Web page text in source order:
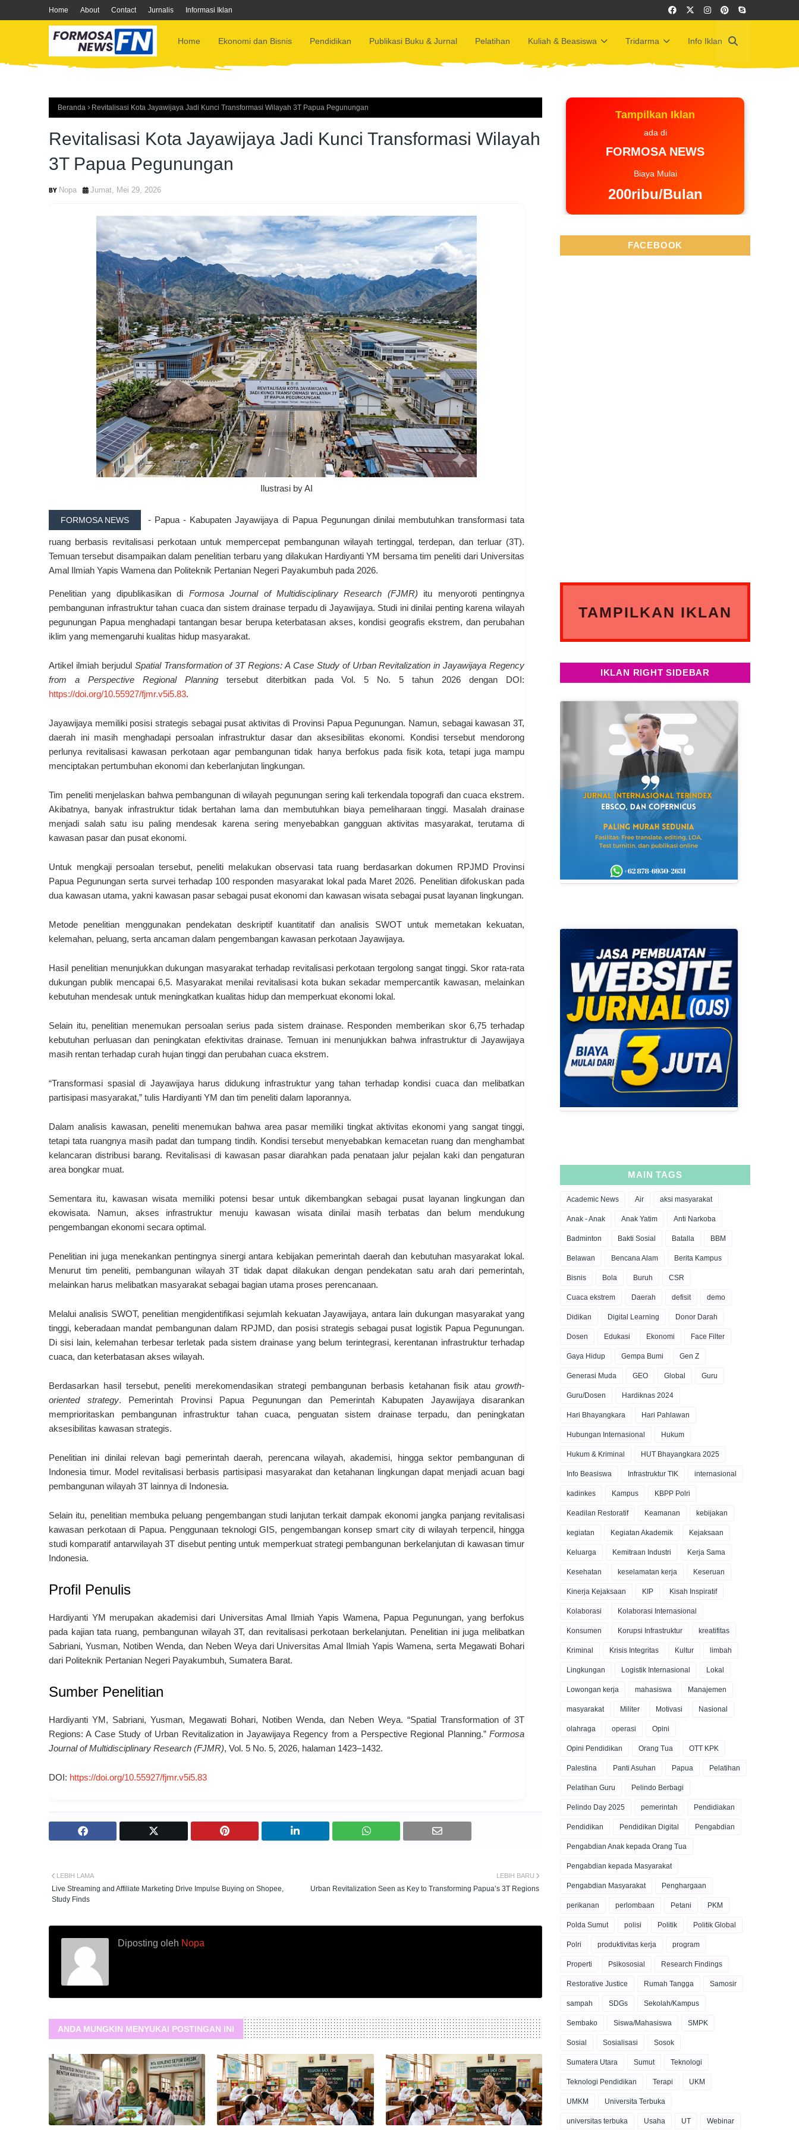
Home About Contact Jurnalis Informasi Iklan
Home Ekonomi dan Bisnis Pendidikan Publikasi Buku & Jurnal Pelatihan Kuliah & Beasiswa Tridarma Info Iklan
Beranda Revitalisasi Kota Jayawijaya Jadi Kunci Transformasi Wilayah 3T Papua Pegunungan
Revitalisasi Kota Jayawijaya Jadi Kunci Transformasi Wilayah
3T Papua Pegunungan
Nopa Jumat, Mei 29, 2026
Ilustrasi by AI
FORMOSA NEWS - Papua - Kabupaten Jayawijaya di Papua Pegunungan dinilai membutuhkan transformasi tata
ruang berbasis revitalisasi perkotaan untuk mempercepat pembangunan wilayah tertinggal, terdepan, dan terluar (3T).
Temuan tersebut disampaikan dalam penelitian terbaru yang dilakukan Hardiyanti YM bersama tim peneliti dari Universitas
Amal Ilmiah Yapis Wamena dan Politeknik Pertanian Negeri Payakumbuh pada 2026.
Penelitian yang dipublikasikan di Formosa Journal of Multidisciplinary Research (FJMR) itu menyoroti pentingnya
pembangunan infrastruktur tahan cuaca dan sistem drainase terpadu di Jayawijaya. Studi ini dinilai penting karena wilayah
pegunungan Papua menghadapi tantangan besar berupa keterbatasan akses, kondisi geografis ekstrem, dan perubahan
iklim yang memengaruhi kualitas hidup masyarakat.
Artikel ilmiah berjudul Spatial Transformation of 3T Regions: A Case Study of Urban Revitalization in Jayawijaya Regency
from a Perspective Regional Planningtersebut diterbitkan pada Vol. 5 No. 5 tahun 2026 dengan DOI:
https://doi.org/10.55927/fjmr.v5i5.83.
Jayawijaya memiliki posisi strategis sebagai pusat aktivitas di Provinsi Papua Pegunungan. Namun, sebagai kawasan 3T,
daerah ini masih menghadapi persoalan infrastruktur dasar dan aksesibilitas ekonomi. Kondisi tersebut mendorong
perlunya revitalisasi kawasan perkotaan agar pembangunan tidak hanya berfokus pada fisik kota, tetapi juga mampu
menciptakan pertumbuhan ekonomi dan keberlanjutan lingkungan.
Tim peneliti menjelaskan bahwa pembangunan di wilayah pegunungan sering kali terkendala topografi dan cuaca ekstrem.
Akibatnya, banyak infrastruktur tidak bertahan lama dan membutuhkan biaya pemeliharaan tinggi. Masalah drainase
menjadi salah satu isu paling mendesak karena sering menyebabkan gangguan aktivitas masyarakat, terutama di
kawasan pasar dan pusat ekonomi.
Untuk mengkaji persoalan tersebut, peneliti melakukan observasi tata ruang berdasarkan dokumen RPJMD Provinsi
Papua Pegunungan serta survei terhadap 100 responden masyarakat lokal pada Maret 2026. Penelitian difokuskan pada
dua kawasan utama, yakni kawasan pasar sebagai pusat ekonomi dan kawasan wisata sebagai pusat layanan lingkungan.
Metode penelitian menggunakan pendekatan deskriptif kuantitatif dan analisis SWOT untuk memetakan kekuatan,
kelemahan, peluang, serta ancaman dalam pengembangan kawasan perkotaan Jayawijaya.
Hasil penelitian menunjukkan dukungan masyarakat terhadap revitalisasi perkotaan tergolong sangat tinggi. Skor rata-rata
dukungan publik mencapai 6,5. Masyarakat menilai revitalisasi kota bukan sekadar mempercantik kawasan, melainkan
kebutuhan mendesak untuk meningkatkan kualitas hidup dan memperkuat ekonomi lokal.
Selain itu, penelitian menemukan persoalan serius pada sistem drainase. Responden memberikan skor 6,75 terhadap
kebutuhan perluasan dan peningkatan efektivitas drainase. Temuan ini menunjukkan bahwa infrastruktur di Jayawijaya
masih rentan terhadap curah hujan tinggi dan perubahan cuaca ekstrem.
“Transformasi spasial di Jayawijaya harus didukung infrastruktur yang tahan terhadap kondisi cuaca dan melibatkan
partisipasi masyarakat,” tulis Hardiyanti YM dan tim peneliti dalam laporannya.
Dalam analisis kawasan, peneliti menemukan bahwa area pasar memiliki tingkat aktivitas ekonomi yang sangat tinggi,
tetapi tata ruangnya masih padat dan tumpang tindih. Kondisi tersebut menyebabkan kemacetan ruang dan menghambat
kelancaran distribusi barang. Revitalisasi di kawasan pasar diarahkan pada penataan jalur pejalan kaki dan pengaturan
area bongkar muat.
Sementara itu, kawasan wisata memiliki potensi besar untuk dikembangkan sebagai pusat layanan lingkungan dan
ekowisata. Namun, akses infrastruktur menuju kawasan wisata dinilai masih terbatas dan belum mendukung
pengembangan ekonomi secara optimal.
Penelitian ini juga menekankan pentingnya sinergi antara kebijakan pemerintah daerah dan kebutuhan masyarakat lokal.
Menurut tim peneliti, pembangunan wilayah 3T tidak dapat dilakukan dengan pendekatan satu arah dari pemerintah,
melainkan harus melibatkan masyarakat sebagai bagian utama proses perencanaan.
Melalui analisis SWOT, penelitian mengidentifikasi sejumlah kekuatan Jayawijaya, antara lain dukungan masyarakat yang
tinggi, keberadaan mandat pembangunan dalam RPJMD, dan posisi strategis sebagai pusat logistik Papua Pegunungan.
Di sisi lain, kelemahan terbesar terletak pada sistem drainase yang belum terintegrasi, kerentanan infrastruktur terhadap
cuaca, dan keterbatasan akses wilayah.
Berdasarkan hasil tersebut, peneliti merekomendasikan strategi pembangunan berbasis ketahanan fisik atau growth-
oriented strategy. Pemerintah Provinsi Papua Pegunungan dan Pemerintah Kabupaten Jayawijaya disarankan
memprioritaskan pembangunan infrastruktur tahan cuaca, penguatan sistem drainase terpadu, dan peningkatan
aksesibilitas kawasan strategis.
Penelitian ini dinilai relevan bagi pemerintah daerah, perencana wilayah, akademisi, hingga sektor pembangunan di
Indonesia timur. Model revitalisasi berbasis partisipasi masyarakat dan ketahanan lingkungan dapat menjadi acuan bagi
pembangunan wilayah 3T lainnya di Indonesia.
Selain itu, penelitian membuka peluang pengembangan studi lanjutan terkait dampak ekonomi jangka panjang revitalisasi
kawasan perkotaan di Papua. Penggunaan teknologi GIS, pengembangan konsep smart city di wilayah terpencil, hingga
studi komparatif antarwilayah 3T disebut penting untuk memperkuat strategi pembangunan berkelanjutan di kawasan timur
Indonesia.
Profil Penulis
Hardiyanti YM merupakan akademisi dari Universitas Amal Ilmiah Yapis Wamena, Papua Pegunungan, yang berfokus
pada kajian tata ruang, pembangunan wilayah 3T, dan revitalisasi perkotaan berkelanjutan. Penelitian ini juga melibatkan
Sabriani, Yusman, Notiben Wenda, dan Neben Weya dari Universitas Amal Ilmiah Yapis Wamena, serta Megawati Bohari
dari Politeknik Pertanian Negeri Payakumbuh, Sumatera Barat.
Sumber Penelitian
Hardiyanti YM, Sabriani, Yusman, Megawati Bohari, Notiben Wenda, dan Neben Weya. “Spatial Transformation of 3T
Regions: A Case Study of Urban Revitalization in Jayawijaya Regency from a Perspective Regional Planning.” Formosa
Journal of Multidisciplinary Research (FJMR), Vol. 5 No. 5, 2026, halaman 1423–1432.
DOI: https://doi.org/10.55927/fjmr.v5i5.83
LEBIH BARU
Urban Revitalization Seen as Key to Transforming Papua’s 3T Regions
LEBIH LAMA
Live Streaming and Affiliate Marketing Drive Impulse Buying on Shopee,
Study Finds
Diposting oleh Nopa
ANDA MUNGKIN MENYUKAI POSTINGAN INI
Tampilkan Iklan
ada di
FORMOSA NEWS
Biaya Mulai
200ribu/Bulan
FACEBOOK
TAMPILKAN IKLAN
IKLAN RIGHT SIDEBAR
MAIN TAGS
Academic News Air aksi masyarakat
Anak - Anak Anak Yatim Anti Narkoba
Badminton Bakti Sosial Batalla BBM
Belawan Bencana Alam Berita Kampus
Bisnis Bola Buruh CSR
Cuaca ekstrem Daerah defisit demo
Didikan Digital Learning Donor Darah
Dosen Edukasi Ekonomi Face Filter
Gaya Hidup Gempa Bumi Gen Z
Generasi Muda GEO Global Guru
Guru/Dosen Hardiknas 2024
Hari Bhayangkara Hari Pahlawan
Hubungan Internasional Hukum
Hukum & Kriminal HUT Bhayangkara 2025
Info Beasiswa Infrastruktur TIK internasional
kadinkes Kampus KBPP Polri
Keadilan Restoratif Keamanan kebijakan
kegiatan Kegiatan Akademik Kejaksaan
Keluarga Kemitraan Industri Kerja Sama
Kesehatan keselamatan kerja Keseruan
Kinerja Kejaksaan KIP Kisah Inspiratif
Kolaborasi Kolaborasi Internasional
Konsumen Korupsi Infrastruktur kreatifitas
Kriminal Krisis Integritas Kultur limbah
Lingkungan Logistik Internasional Lokal
Lowongan kerja mahasiswa Manajemen
masyarakat Militer Motivasi Nasional
olahraga operasi Opini
Opini Pendidikan Orang Tua OTT KPK
Palestina Panti Asuhan Papua Pelatihan
Pelatihan Guru Pelindo Berbagi
Pelindo Day 2025 pemerintah Pendidiakan
Pendidikan Pendidikan Digital Pengabdian
Pengabdian Anak kepada Orang Tua
Pengabdian kepada Masyarakat
Pengabdian Masyarakat Penghargaan
perikanan perlombaan Petani PKM
Polda Sumut polisi Politik Politik Global
Polri produktivitas kerja program
Properti Psikososial Research Findings
Restorative Justice Rumah Tangga Samosir
sampah SDGs Sekolah/Kampus
Sembako Siswa/Mahasiswa SMPK
Sosial Sosialisasi Sosok
Sumatera Utara Sumut Teknologi
Teknologi Pendidikan Terapi UKM
UMKM Universita Terbuka
universitas terbuka Usaha UT Webinar